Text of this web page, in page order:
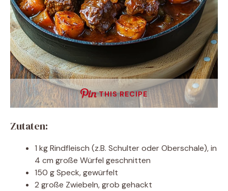
THIS RECIPE
Zutaten:
1 kg Rindfleisch (z.B. Schulter oder Oberschale), in
4 cm große Würfel geschnitten
150 g Speck, gewürfelt
2 große Zwiebeln, grob gehackt